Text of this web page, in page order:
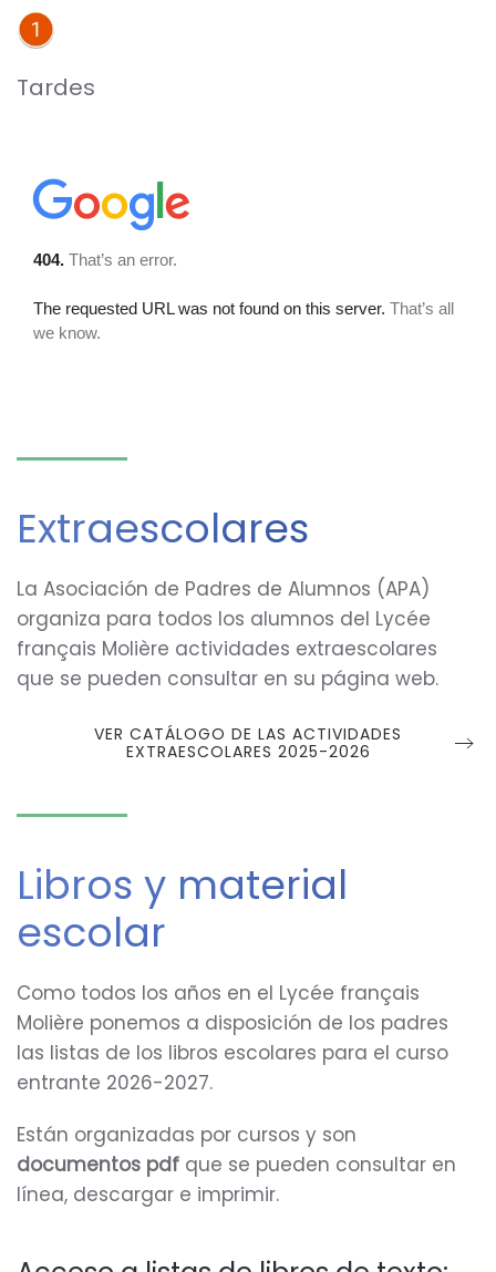
Tardes
Extraescolares
La Asociación de Padres de Alumnos (APA)
organiza para todos los alumnos del Lycée
français Molière actividades extraescolares
que se pueden consultar en su página web.
VER CATÁLOGO DE LAS ACTIVIDADES
EXTRAESCOLARES 2025-2026
Libros y material
escolar
Como todos los años en el Lycée français
Molière ponemos a disposición de los padres
las listas de los libros escolares para el curso
entrante 2026-2027.
Están organizadas por cursos y son
documentos pdf que se pueden consultar en
línea, descargar e imprimir.